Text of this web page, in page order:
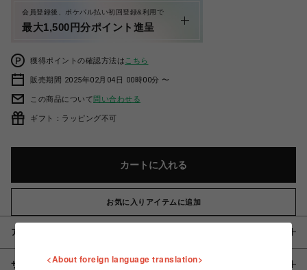
会員登録後、ポケパル払い初回登録&利用で
最大1,500円分ポイント進呈
獲得ポイントの確認方法は こちら
販売期間 2025年02月04日 00時00分 〜
この商品について問い合わせる
ギフト：ラッピング不可
カートに入れる
お気に入りアイテムに追加
アイテム説明 / 素材
サイズ <About foreign language translation>